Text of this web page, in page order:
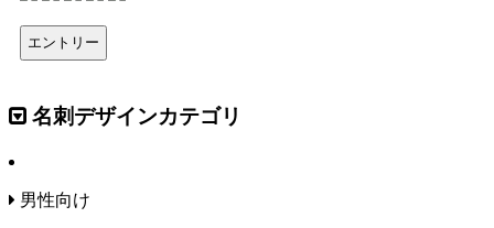
名刺デザインカテゴリ
男性向け